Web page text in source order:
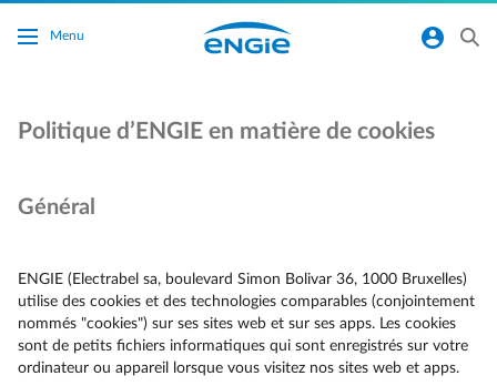
Accéder au contenu principal
Menu normal-account-circle search
Politique d’ENGIE en matière de cookies
Général
ENGIE (Electrabel sa, boulevard Simon Bolivar 36, 1000 Bruxelles)
utilise des cookies et des technologies comparables (conjointement
nommés "cookies") sur ses sites web et sur ses apps. Les cookies
sont de petits fichiers informatiques qui sont enregistrés sur votre
ordinateur ou appareil lorsque vous visitez nos sites web et apps.